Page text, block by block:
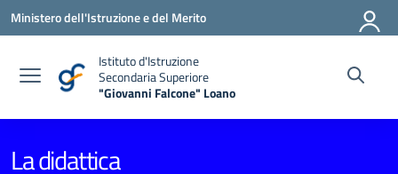
Vai ai contenuti
Vai al menu di navigazione
Vai al footer
Ministero dell'Istruzione e del Merito
Istituto d'Istruzione
Secondaria Superiore
"Giovanni Falcone" Loano
La didattica